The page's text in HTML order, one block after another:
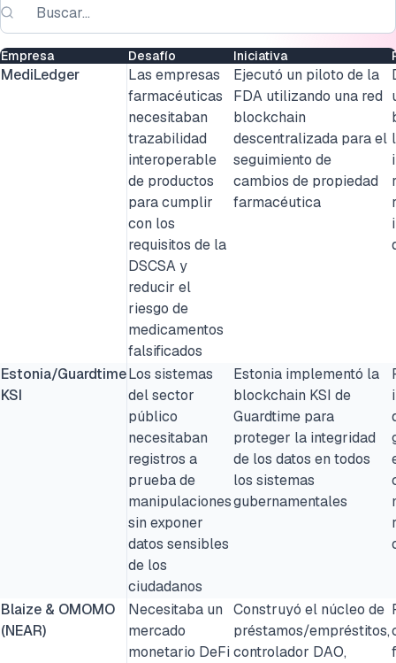
Empresa Desafío Iniciativa
MediLedger
Las empresas
farmacéuticas
necesitaban
trazabilidad
interoperable
de productos
para cumplir
con los
requisitos de la
DSCSA y
reducir el
riesgo de
medicamentos
falsificados
Ejecutó un piloto de la
FDA utilizando una red
blockchain
descentralizada para el
seguimiento de
cambios de propiedad
farmacéutica
Estonia/Guardtime
KSI
Los sistemas
del sector
público
necesitaban
registros a
prueba de
manipulaciones
sin exponer
datos sensibles
de los
ciudadanos
Estonia implementó la
blockchain KSI de
Guardtime para
proteger la integridad
de los datos en todos
los sistemas
gubernamentales
Blaize & OMOMO
(NEAR)
Necesitaba un
mercado
monetario DeFi
Construyó el núcleo de
préstamos/empréstitos,
controlador DAO,